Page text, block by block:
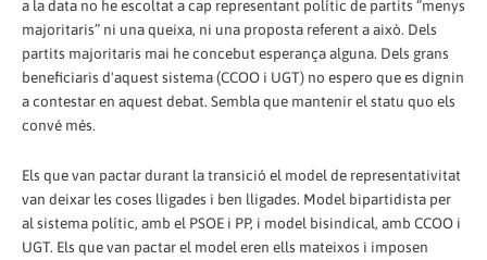
a la data no he escoltat a cap representant polític de partits “menys
majoritaris” ni una queixa, ni una proposta referent a això. Dels
partits majoritaris mai he concebut esperança alguna. Dels grans
beneficiaris d'aquest sistema (CCOO i UGT) no espero que es dignin
a contestar en aquest debat. Sembla que mantenir el statu quo els
convé més.
Els que van pactar durant la transició el model de representativitat
van deixar les coses lligades i ben lligades. Model bipartidista per
al sistema polític, amb el PSOE i PP, i model bisindical, amb CCOO i
UGT. Els que van pactar el model eren ells mateixos i imposen